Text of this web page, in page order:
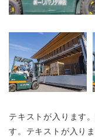
テキストが入ります
す。テキストが入り